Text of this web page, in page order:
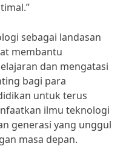
sebagai landasan
membantu
dan mengatasi
bagi para
untuk terus
ilmu teknologi
generasi yang unggul
masa depan.